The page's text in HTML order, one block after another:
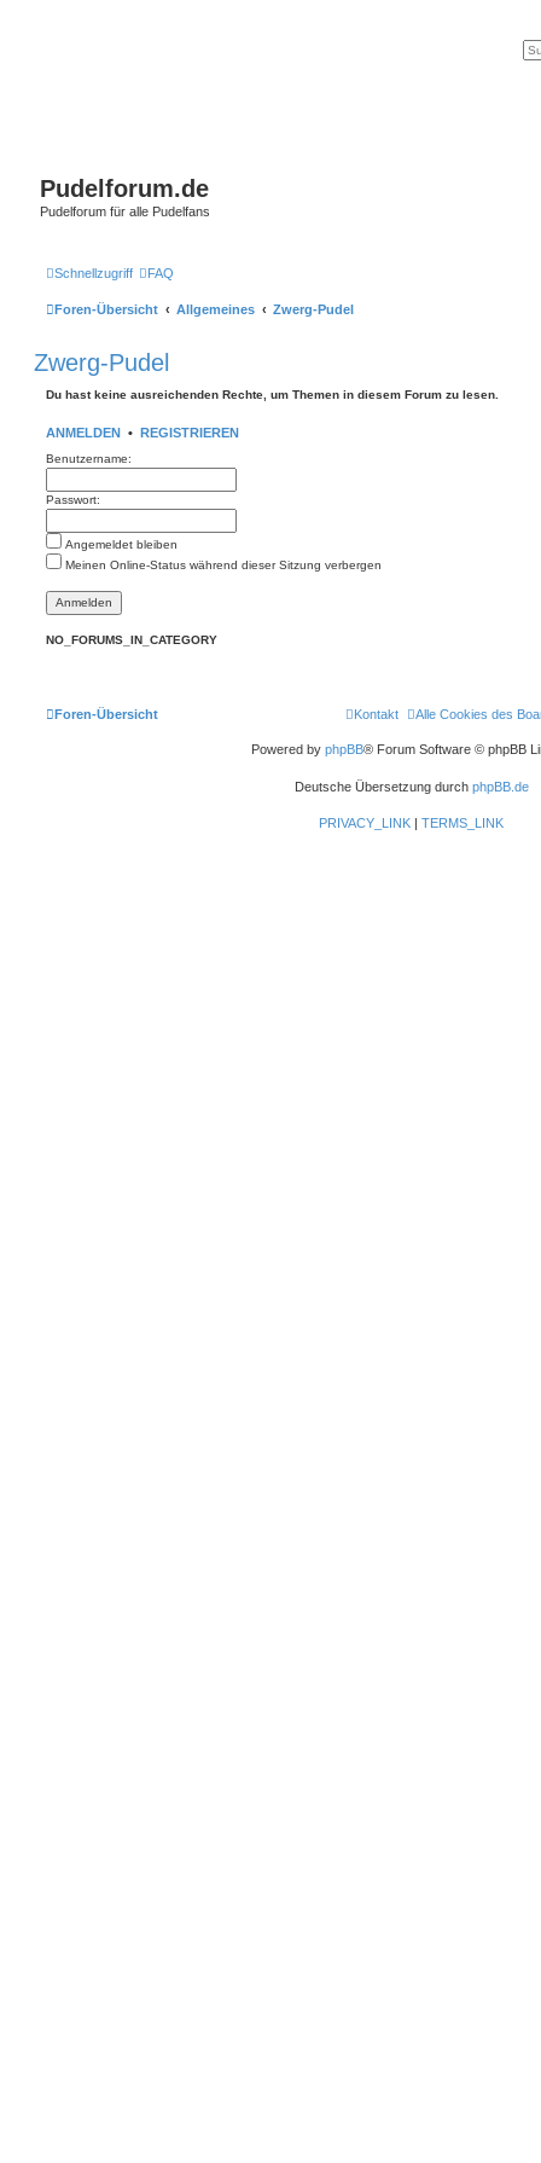
Pudelforum.de
Pudelforum für alle Pudelfans
Schnellzugriff FAQ
Foren-Übersicht Allgemeines Zwerg-Pudel
Zwerg-Pudel
Du hast keine ausreichenden Rechte, um Themen in diesem Forum zu lesen.
ANMELDEN • REGISTRIEREN
Benutzername:
Passwort:
Angemeldet bleiben
Meinen Online-Status während dieser Sitzung verbergen
NO_FORUMS_IN_CATEGORY
Foren-Übersicht Alle Cookies des
Kontakt
Powered by phpBB® Forum Software © phpBB
Deutsche Übersetzung durch phpBB.de
PRIVACY_LINK | TERMS_LINK